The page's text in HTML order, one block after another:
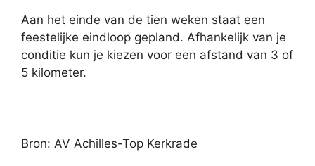
Aan het einde van de tien weken staat een
feestelijke eindloop gepland. Afhankelijk van je
conditie kun je kiezen voor een afstand van 3 of
5 kilometer.
Bron: AV Achilles-Top Kerkrade